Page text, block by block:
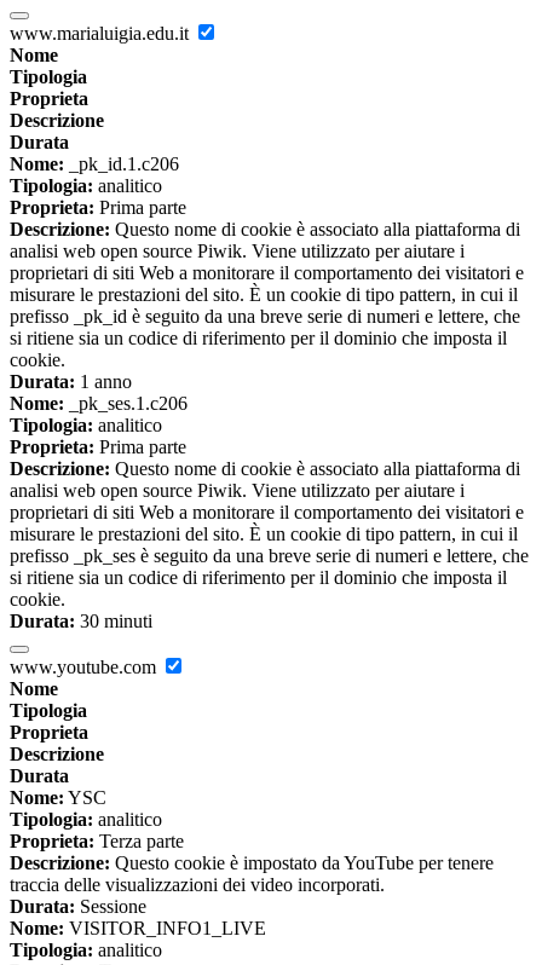
www.marialuigia.edu.it
Nome
Tipologia
Proprieta
Descrizione
Durata
Nome: _pk_id.1.c206
Tipologia: analitico
Proprieta: Prima parte
Descrizione: Questo nome di cookie è associato alla piattaforma di
analisi web open source Piwik. Viene utilizzato per aiutare i
proprietari di siti Web a monitorare il comportamento dei visitatori e
misurare le prestazioni del sito. È un cookie di tipo pattern, in cui il
prefisso _pk_id è seguito da una breve serie di numeri e lettere, che
si ritiene sia un codice di riferimento per il dominio che imposta il
cookie.
Durata: 1 anno
Nome: _pk_ses.1.c206
Tipologia: analitico
Proprieta: Prima parte
Descrizione: Questo nome di cookie è associato alla piattaforma di
analisi web open source Piwik. Viene utilizzato per aiutare i
proprietari di siti Web a monitorare il comportamento dei visitatori e
misurare le prestazioni del sito. È un cookie di tipo pattern, in cui il
prefisso _pk_ses è seguito da una breve serie di numeri e lettere, che
si ritiene sia un codice di riferimento per il dominio che imposta il
cookie.
Durata: 30 minuti
www.youtube.com
Nome
Tipologia
Proprieta
Descrizione
Durata
Nome: YSC
Tipologia: analitico
Proprieta: Terza parte
Descrizione: Questo cookie è impostato da YouTube per tenere
traccia delle visualizzazioni dei video incorporati.
Durata: Sessione
Nome: VISITOR_INFO1_LIVE
Tipologia: analitico